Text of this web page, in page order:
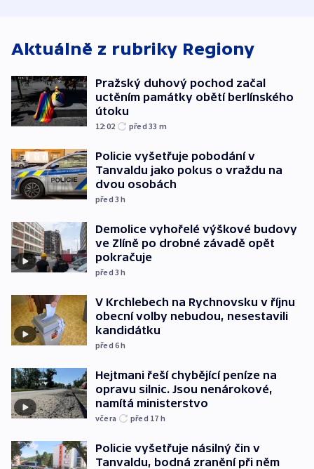
Aktuálně z rubriky Regiony
Pražský duhový pochod začal
uctěním památky obětí berlínského
útoku
12:02 před 33 m
Policie vyšetřuje pobodání v
Tanvaldu jako pokus o vraždu na
dvou osobách
před 3h
Demolice vyhořelé výškové budovy
ve Zlíně po drobné závadě opět
pokračuje
před 3h
V Krchlebech na Rychnovsku v říjnu
obecní volby nebudou, nesestavili
kandidátku
před 6h
Hejtmani řeší chybějící peníze na
opravu silnic. Jsou nenárokové,
namítá ministerstvo
včera před 17 h
Policie vyšetřuje násilný čin v
Tanvaldu, bodná zranění při něm